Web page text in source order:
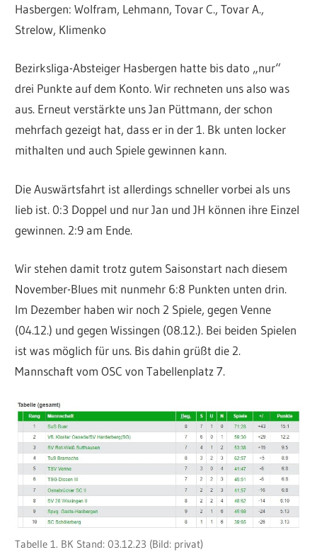
Hasbergen: Wolfram, Lehmann, Tovar C., Tovar A.,
Strelow, Klimenko
Bezirksliga-Absteiger Hasbergen hatte bis dato „nur“
drei Punkte auf dem Konto. Wir rechneten uns also was
aus. Erneut verstärkte uns Jan Püttmann, der schon
mehrfach gezeigt hat, dass er in der 1. Bk unten locker
mithalten und auch Spiele gewinnen kann.
Die Auswärtsfahrt ist allerdings schneller vorbei als uns
lieb ist. 0:3 Doppel und nur Jan und JH können ihre Einzel
gewinnen. 2:9 am Ende.
Wir stehen damit trotz gutem Saisonstart nach diesem
November-Blues mit nunmehr 6:8 Punkten unten drin.
Im Dezember haben wir noch 2 Spiele, gegen Venne
(04.12.) und gegen Wissingen (08.12.). Bei beiden Spielen
ist was möglich für uns. Bis dahin grüßt die 2.
Mannschaft vom OSC von Tabellenplatz 7.
Tabelle 1. BK Stand: 03.12.23 (Bild: privat)